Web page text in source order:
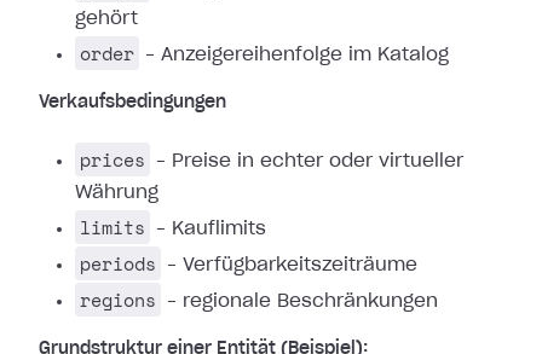
gehört
order – Anzeigereihenfolge im Katalog
Verkaufsbedingungen
prices
– Preise in echter oder virtueller
Währung
limits – Kauflimits
periods – Verfügbarkeitszeiträume
regions – regionale Beschränkungen
Grundstruktur einer Entität (Beispiel):